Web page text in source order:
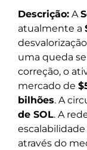
Descrição: A
atualmente a
uma queda
correção, o
mercado de
bilhões. A
de SOL. A
através do